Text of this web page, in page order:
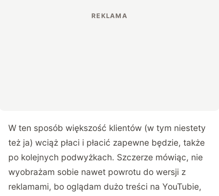
W ten sposób większość klientów (w tym niestety
też ja) wciąż płaci i płacić zapewne będzie, także
po kolejnych podwyżkach. Szczerze mówiąc, nie
wyobrażam sobie nawet powrotu do wersji z
reklamami, bo oglądam dużo treści na YouTubie,